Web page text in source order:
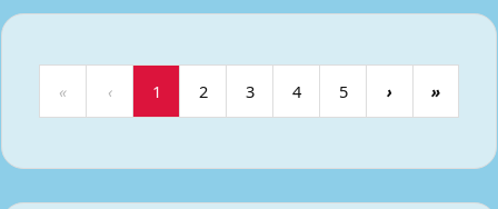
« ‹ 1 2 3 4 5 › »